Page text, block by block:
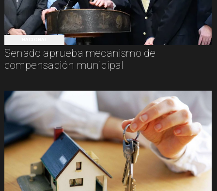
Senado aprueba mecanismo de
compensación municipal